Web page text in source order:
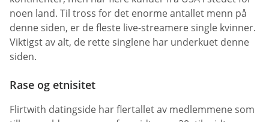
noen land. Til tross for det enorme antallet menn på
denne siden, er de fleste live-streamere single kvinner.
Viktigst av alt, de rette singlene har underkuet denne
siden.
Rase og etnisitet
Flirtwith datingside har flertallet av medlemmene som